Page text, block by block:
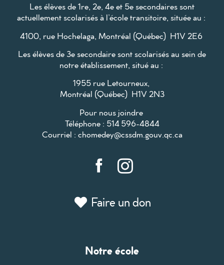
Les élèves de 1re, 2e, 4e et 5e secondaires sont
actuellement scolarisés à l’école transitoire, située au :
4100, rue Hochelaga, Montréal (Québec) H1V 2E6
Les élèves de 3e secondaire sont scolarisés au sein de
notre établissement, situé au :
1955 rue Letourneux,
Montréal (Québec) H1V 2N3
Pour nous joindre
Téléphone : 514 596-4844
Courriel : chomedey@cssdm.gouv.qc.ca
Faire un don
Notre école